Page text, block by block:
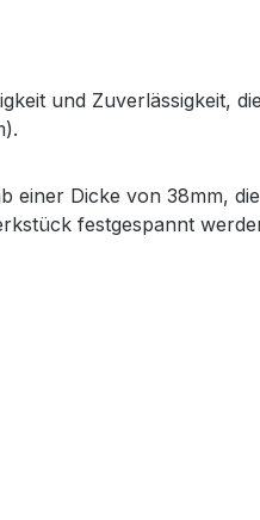
und Zuverlässigkeit,
Dicke von 38mm,
festgespannt